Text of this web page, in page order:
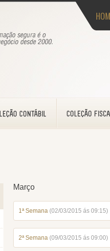
Março
1ª Semana (02/03/2015 ás 09:15)
2ª Semana (09/03/2015 ás 09:00)